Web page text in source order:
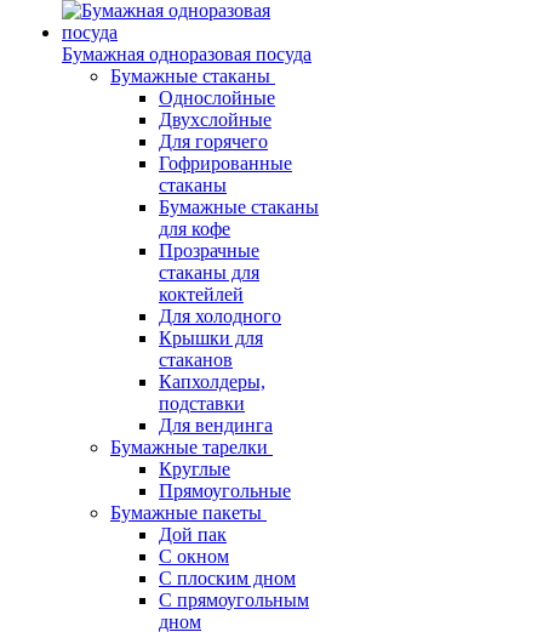
Бумажная одноразовая посуда
Бумажные стаканы
Однослойные
Двухслойные
Для горячего
Гофрированные
стаканы
Бумажные стаканы
для кофе
Прозрачные
стаканы для
коктейлей
Для холодного
Крышки для
стаканов
Капхолдеры,
подставки
Для вендинга
Бумажные тарелки
Круглые
Прямоугольные
Бумажные пакеты
Дой пак
С окном
С плоским дном
С прямоугольным
дном